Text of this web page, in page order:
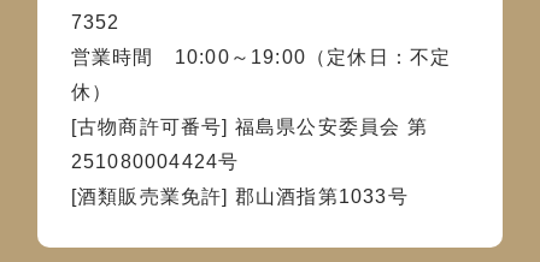
7352
営業時間 10:00～19:00（定休日：不定
休）
[古物商許可番号] 福島県公安委員会 第
251080004424号
[酒類販売業免許] 郡山酒指第1033号